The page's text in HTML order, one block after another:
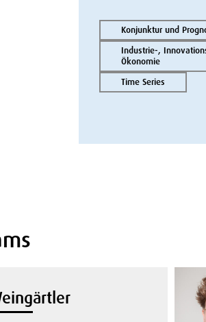
Konjunktur und
Industrie-,
Ökonomie
Time Series